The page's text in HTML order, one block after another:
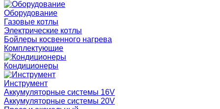
Оборудование
Газовые котлы
Электрические котлы
Бойлеры косвенного нагрева
Комплектующие
Кондиционеры
Инструмент
Аккумуляторные системы 16V
Аккумуляторные системы 20V